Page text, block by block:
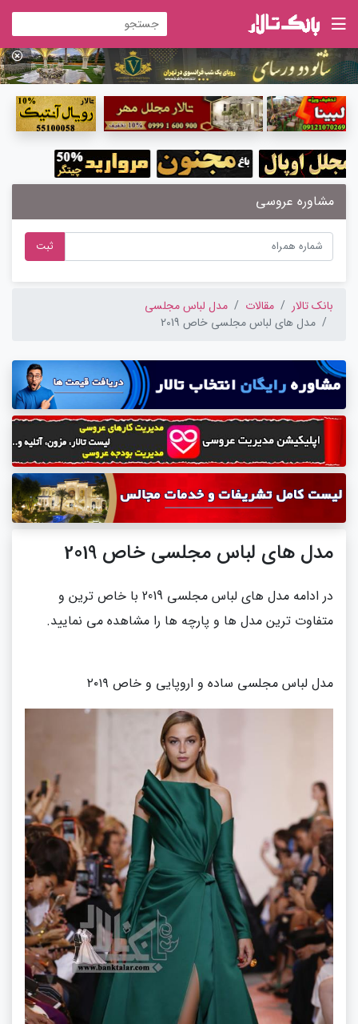
مشاوره عروسی
ثبت
بانک تالار مقالات
مدل لباس مجلسی
مدل های لباس مجلسی خاص 2019
مدل های لباس مجلسی خاص 2019
در ادامه مدل های لباس مجلسی 2019 با خاص ترین و
متفاوت ترین مدل ها و پارچه ها را مشاهده می نمایید.
مدل لباس مجلسی ساده و اروپایی و خاص ۲۰۱۹